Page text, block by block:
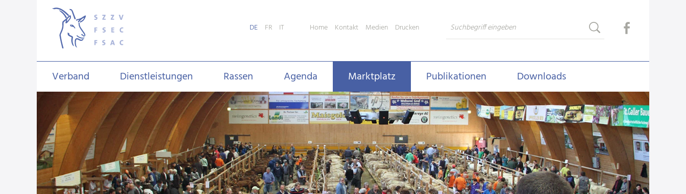
DE FR IT Home Kontakt Medien Drucken
Verband Dienstleistungen Rassen Agenda Marktplatz Publikationen Downloads